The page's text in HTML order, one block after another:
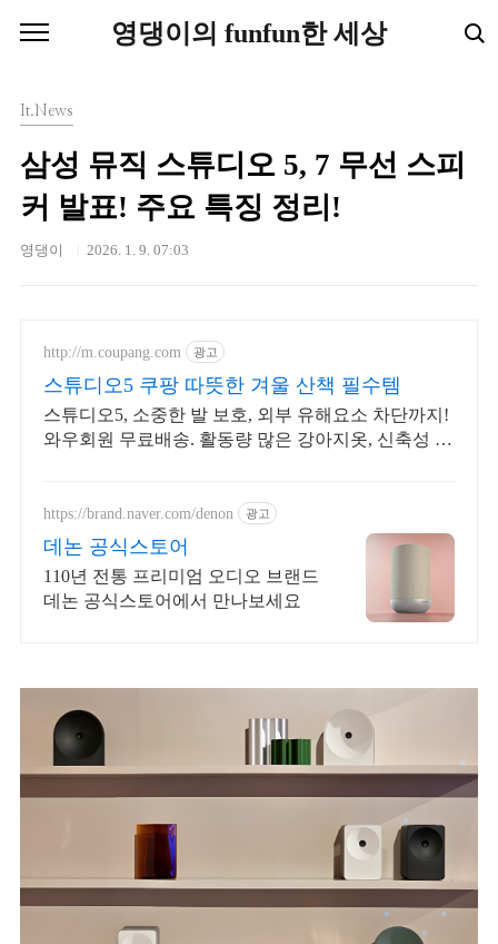
영댕이의 funfun한 세상
It.News
삼성 뮤직 스튜디오 5, 7 무선 스피
커 발표! 주요 특징 정리!
영댕이 2026. 1. 9. 07:03
http://m.coupang.com 광고
스튜디오5 쿠팡 따뜻한 겨울 산책 필수템
스튜디오5, 소중한 발 보호, 외부 유해요소 차단까지!
와우회원 무료배송. 활동량 많은 강아지옷, 신축성 좋
https://brand.naver.com/denon 광고
데논 공식스토어
110년 전통 프리미엄 오디오 브랜드
데논 공식스토어에서 만나보세요